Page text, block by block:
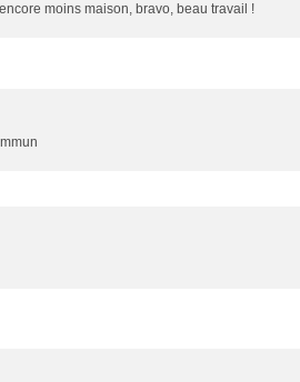
moins maison, bravo, beau travail !